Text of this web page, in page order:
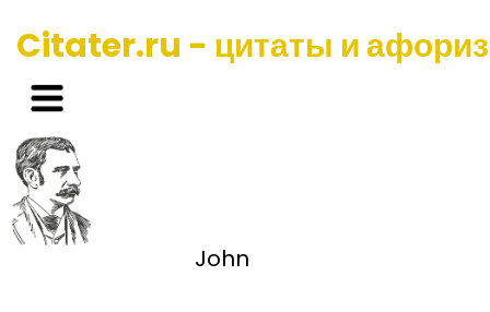
Citater.ru - цитаты и
John